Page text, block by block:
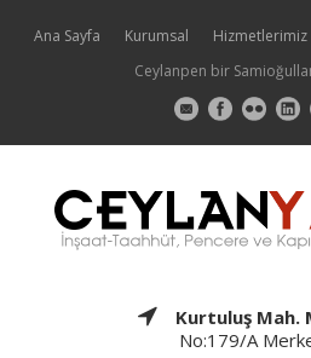
Ana Sayfa Kurumsal Hizmetlerimiz
Ceylanpen bir
Kurtuluş Mah.
No:179/A